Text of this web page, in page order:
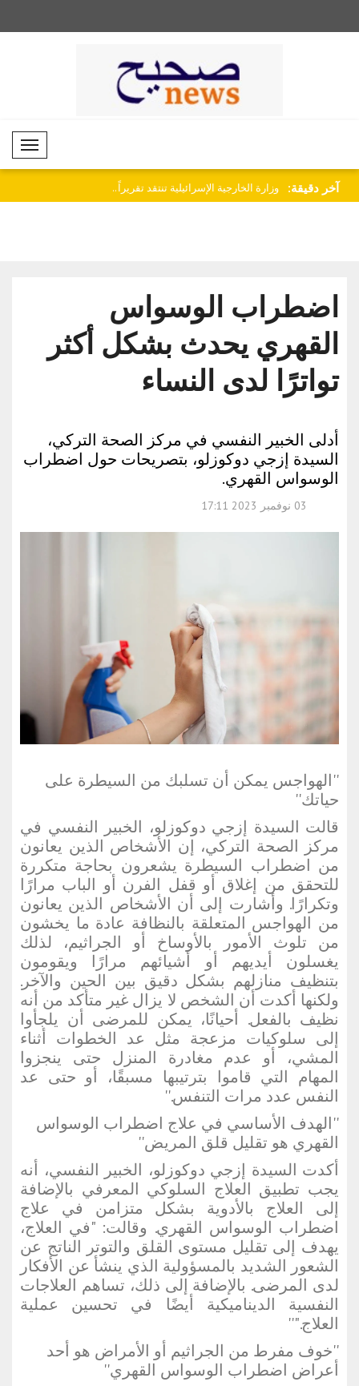
Mobil Menü
آخر دقيقة: وزارة الخارجية الإسرائيلية تنتقد تقريراً.. البنى
اضطراب الوسواس
القهري يحدث بشكل أكثر
تواترًا لدى النساء
أدلى الخبير النفسي في مركز الصحة التركي،
السيدة إزجي دوكوزلو، بتصريحات حول اضطراب
الوسواس القهري.
03 نوفمبر 2023 17:11
''الهواجس يمكن أن تسلبك من السيطرة على
حياتك''
قالت السيدة إزجي دوكوزلو، الخبير النفسي في
مركز الصحة التركي، إن الأشخاص الذين يعانون
من اضطراب السيطرة يشعرون بحاجة متكررة
للتحقق من إغلاق أو قفل الفرن أو الباب مرارًا
وتكرارًا. وأشارت إلى أن الأشخاص الذين يعانون
من الهواجس المتعلقة بالنظافة عادة ما يخشون
من تلوث الأمور بالأوساخ أو الجراثيم، لذلك
يغسلون أيديهم أو أشيائهم مرارًا ويقومون
بتنظيف منازلهم بشكل دقيق بين الحين والآخر.
ولكنها أكدت أن الشخص لا يزال غير متأكد من أنه
نظيف بالفعل. أحيانًا، يمكن للمرضى أن يلجأوا
إلى سلوكيات مزعجة مثل عد الخطوات أثناء
المشي، أو عدم مغادرة المنزل حتى ينجزوا
المهام التي قاموا بترتيبها مسبقًا، أو حتى عد
النفس عدد مرات التنفس.''
''الهدف الأساسي في علاج اضطراب الوسواس
القهري هو تقليل قلق المريض''
أكدت السيدة إزجي دوكوزلو، الخبير النفسي، أنه
يجب تطبيق العلاج السلوكي المعرفي بالإضافة
إلى العلاج بالأدوية بشكل متزامن في علاج
اضطراب الوسواس القهري. وقالت: "في العلاج،
يهدف إلى تقليل مستوى القلق والتوتر الناتج عن
الشعور الشديد بالمسؤولية الذي ينشأ عن الأفكار
لدى المرضى. بالإضافة إلى ذلك، تساهم العلاجات
النفسية الديناميكية أيضًا في تحسين عملية
العلاج."''
''خوف مفرط من الجراثيم أو الأمراض هو أحد
أعراض اضطراب الوسواس القهري''